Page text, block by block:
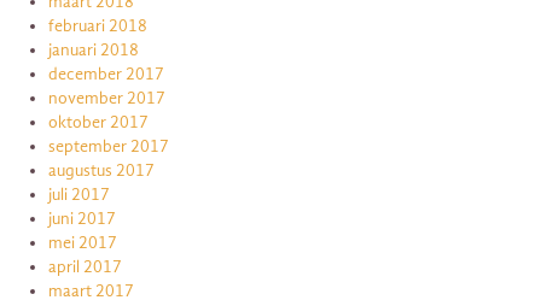
februari 2018
januari 2018
december 2017
november 2017
oktober 2017
september 2017
augustus 2017
juli 2017
juni 2017
mei 2017
april 2017
maart 2017